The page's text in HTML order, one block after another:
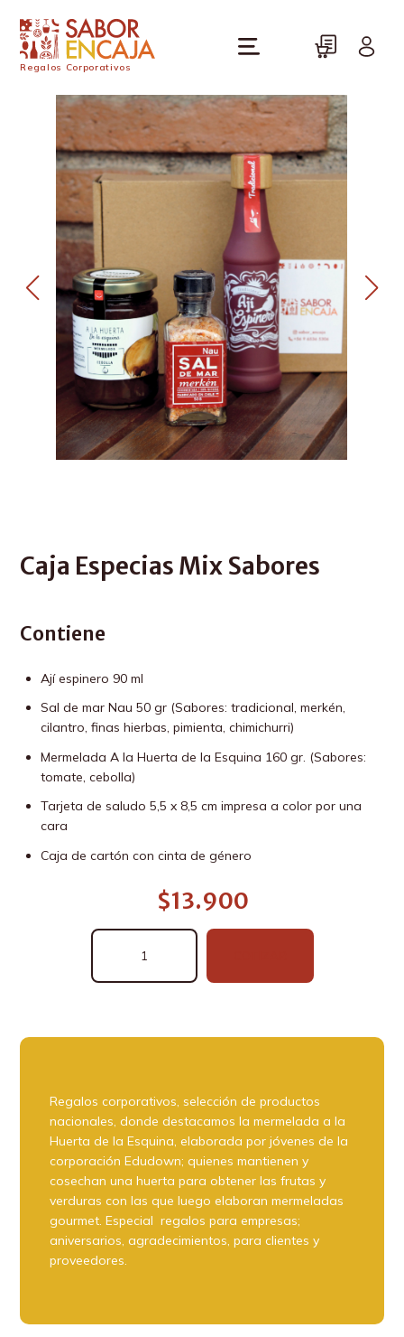
Regalos Corporativos
Caja Especias Mix Sabores
Contiene
Ají espinero 90 ml
Sal de mar Nau 50 gr (Sabores: tradicional, merkén,
cilantro, finas hierbas, pimienta, chimichurri)
Mermelada A la Huerta de la Esquina 160 gr. (Sabores:
tomate, cebolla)
Tarjeta de saludo 5,5 x 8,5 cm impresa a color por una
cara
Caja de cartón con cinta de género
$13.900
Caja
Mix
Regalos corporativos, selección de productos
nacionales, donde destacamos la mermelada a la
Huerta de la Esquina, elaborada por jóvenes de la
corporación Edudown; quienes mantienen y
cosechan una huerta para obtener las frutas y
verduras con las que luego elaboran mermeladas
gourmet. Especial regalos para empresas;
aniversarios, agradecimientos, para clientes y
proveedores.